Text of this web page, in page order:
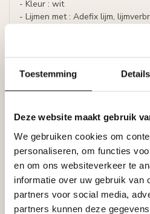
Toestemming Details
Deze website maakt gebruik
We gebruiken cookies om
personaliseren, om functies
en om ons websiteverkeer te
informatie over uw gebruik van
partners voor social media,
partners kunnen deze
- Kleur : wit
- Lijmen met : Adefix lijm,
- Afwerking : Onbeschilderd,
(oplosmiddelvrij).
Prijs per lijst (= 2 meter)
Specificaties
Reviews
Tags
Gerelateerde producten